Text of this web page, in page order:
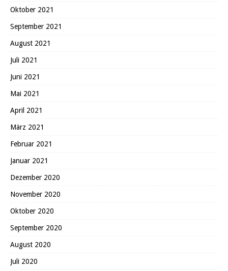
Oktober 2021
September 2021
August 2021
Juli 2021
Juni 2021
Mai 2021
April 2021
März 2021
Februar 2021
Januar 2021
Dezember 2020
November 2020
Oktober 2020
September 2020
August 2020
Juli 2020